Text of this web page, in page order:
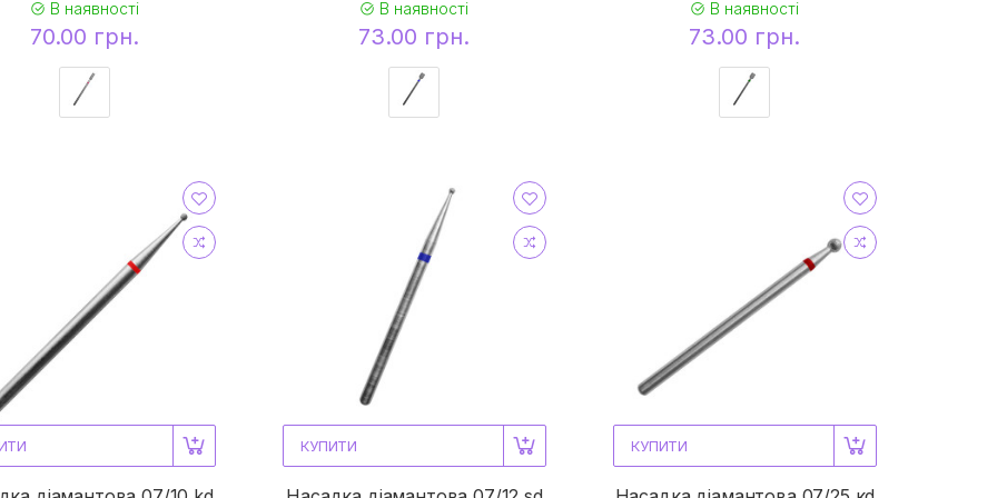
В наявності
70.00 грн.
В наявності
73.00 грн.
В наявності
73.00 грн.
КУПИТИ КУПИТИ